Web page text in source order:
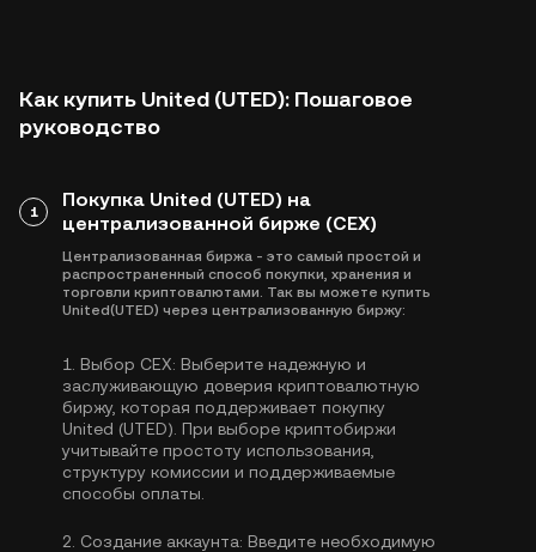
Как купить United (UTED): Пошаговое
руководство
1
Покупка United (UTED) на
централизованной бирже (CEX)
Централизованная биржа - это самый простой и
распространенный способ покупки, хранения и
торговли криптовалютами. Так вы можете купить
United(UTED) через централизованную биржу:
1. Выбор CEX: Выберите надежную и
заслуживающую доверия криптовалютную
биржу, которая поддерживает покупку
United (UTED). При выборе криптобиржи
учитывайте простоту использования,
структуру комиссии и поддерживаемые
способы оплаты.
2. Создание аккаунта: Введите необходимую